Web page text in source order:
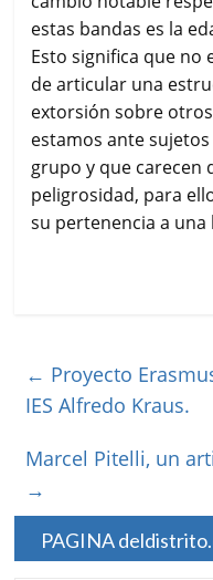
estas bandas es la
Esto significa que no
de articular una
extorsión sobre
estamos ante
grupo y que carecen
peligrosidad, para
su pertenencia a una
← Proyecto
IES Alfredo Kraus.
Marcel Pitelli, un
→
PAGINA